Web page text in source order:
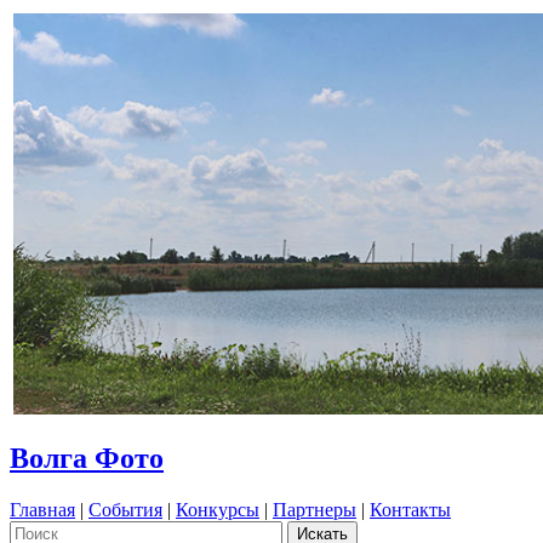
Волга Фото
Главная | События | Конкурсы | Партнеры | Контакты